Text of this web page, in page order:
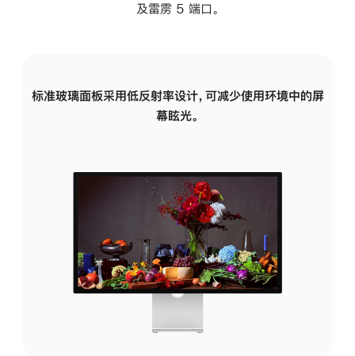
及雷雳 5 端口。
标准玻璃面板采用低反射率设计，可减少使用环境中的屏
幕眩光。